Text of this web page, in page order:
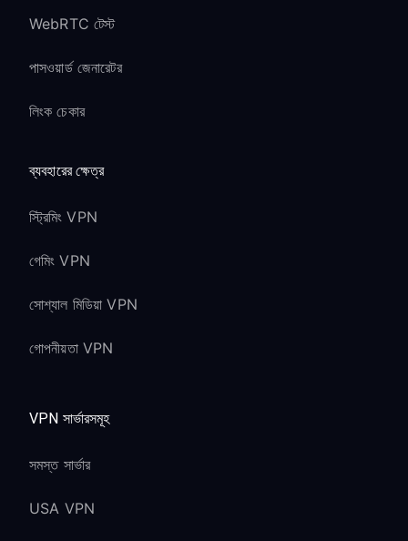
WebRTC টেস্ট
পাসওয়ার্ড জেনারেটর
লিংক চেকার
ব্যবহারের ক্ষেত্র
স্ট্রিমিং VPN
গেমিং VPN
সোশ্যাল মিডিয়া VPN
গোপনীয়তা VPN
VPN সার্ভারসমূহ
সমস্ত সার্ভার
USA VPN